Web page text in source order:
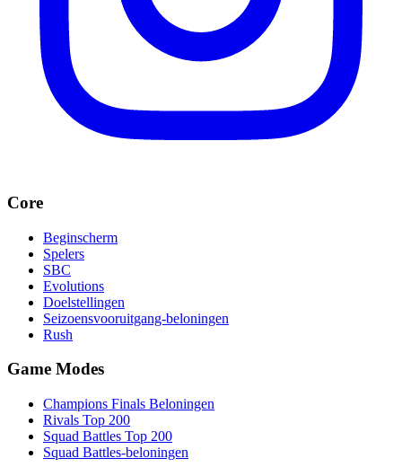
Core
Beginscherm
Spelers
SBC
Evolutions
Doelstellingen
Seizoensvooruitgang-beloningen
Rush
Game Modes
Champions Finals Beloningen
Rivals Top 200
Squad Battles Top 200
Squad Battles-beloningen